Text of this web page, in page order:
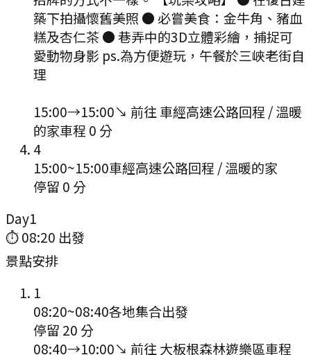
築下拍攝懷舊美照 ● 必嘗美食：金牛角、豬血
糕及杏仁茶 ● 巷弄中的3D立體彩繪，捕捉可
愛動物身影 ps.為方便遊玩，午餐於三峽老街自
理
15:00→15:00↘ 前往 車經高速公路回程 / 溫暖
的家車程 0 分
4
15:00~15:00車經高速公路回程 / 溫暖的家
停留 0 分
Day1
⏱08:20 出發
景點安排
1
08:20~08:40各地集合出發
停留 20 分
08:40→10:00↘ 前往 大板根森林遊樂區車程